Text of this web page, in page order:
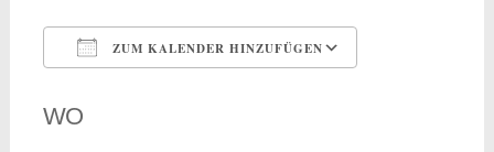
ZUM KALENDER HINZUFÜGEN
WO